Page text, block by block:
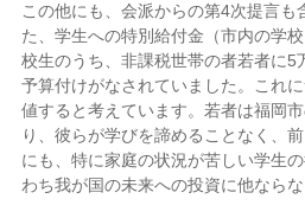
この他にも、会派からの第4次提言も
た、学生への特別給付金（市内の学
校生のうち、非課税世帯の者若者に5
予算付けがなされていました。これ
値すると考えています。若者は福岡
り、彼らが学びを諦めることなく、
にも、特に家庭の状況が苦しい学生
わち我が国の未来への投資に他ならな